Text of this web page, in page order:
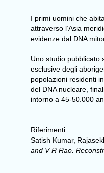
I primi uomini che
attraverso l’Asia
evidenze dal DNA
Uno studio pubblicato
esclusive degli
popolazioni residenti
del DNA nucleare,
intorno a 45-50.000
Riferimenti:
Satish Kumar,
and V R Rao.